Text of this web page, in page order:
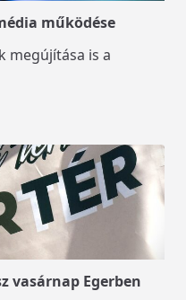
működése
megújítása is a
vasárnap Egerben